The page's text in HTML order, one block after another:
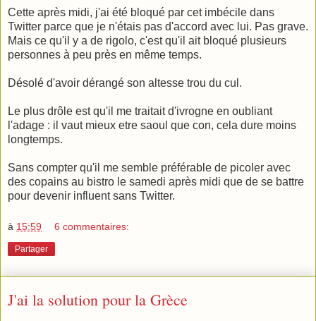
Cette après midi, j'ai été bloqué par cet imbécile dans
Twitter parce que je n'étais pas d'accord avec lui. Pas grave.
Mais ce qu'il y a de rigolo, c'est qu'il ait bloqué plusieurs
personnes à peu près en même temps.
Désolé d'avoir dérangé son altesse trou du cul.
Le plus drôle est qu'il me traitait d'ivrogne en oubliant
l'adage : il vaut mieux etre saoul que con, cela dure moins
longtemps.
Sans compter qu'il me semble préférable de picoler avec
des copains au bistro le samedi après midi que de se battre
pour devenir influent sans Twitter.
à 15:59 6 commentaires:
Partager
J'ai la solution pour la Grèce